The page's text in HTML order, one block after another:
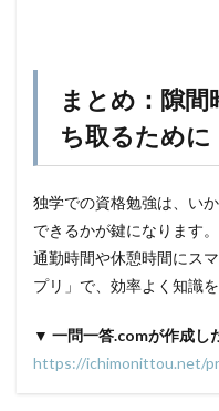
まとめ：隙
ち取るために
独学での資格勉強は、い
できるかが鍵になります。
通勤時間や休憩時間にス
プリ」で、効率よく知識
▼ 一問一答.comが作成し
https://ichimonittou.net/